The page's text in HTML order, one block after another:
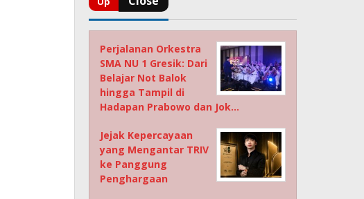
Perjalanan Orkestra
SMA NU 1 Gresik: Dari
Belajar Not Balok
hingga Tampil di
Hadapan Prabowo dan Jok…
Jejak Kepercayaan
yang Mengantar TRIV
ke Panggung
Penghargaan